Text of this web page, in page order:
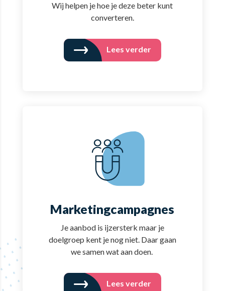
Wij helpen je hoe je deze beter kunt
converteren.
Lees verder
Marketingcampagnes
Je aanbod is ijzersterk maar je
doelgroep kent je nog niet. Daar gaan
we samen wat aan doen.
Lees verder